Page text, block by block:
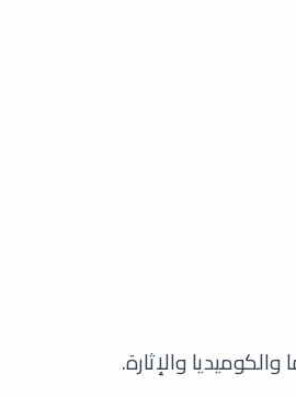
والإثارة.